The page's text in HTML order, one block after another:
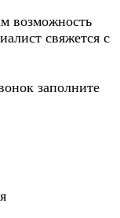
возможность
свяжется с
заполните